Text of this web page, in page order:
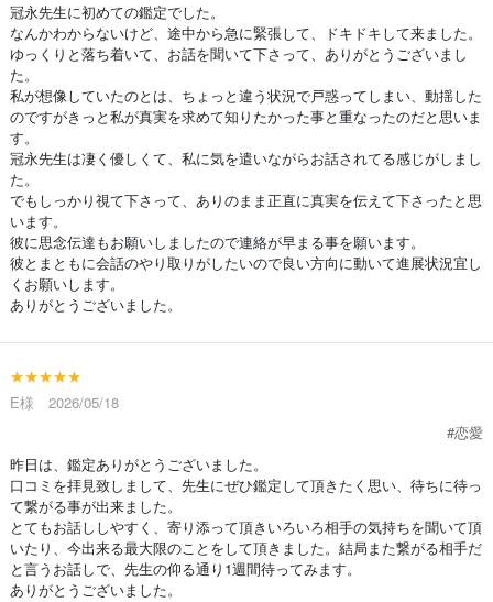
冠永先生に初めての鑑定でした。
なんかわからないけど、途中から急に緊張して、ドキドキして来ました。
ゆっくりと落ち着いて、お話を聞いて下さって、ありがとうございまし
た。
私が想像していたのとは、ちょっと違う状況で戸惑ってしまい、動揺した
のですがきっと私が真実を求めて知りたかった事と重なったのだと思いま
す。
冠永先生は凄く優しくて、私に気を遣いながらお話されてる感じがしまし
た。
でもしっかり視て下さって、ありのまま正直に真実を伝えて下さったと思
います。
彼に思念伝達もお願いしましたので連絡が早まる事を願います。
彼とまともに会話のやり取りがしたいので良い方向に動いて進展状況宜し
くお願いします。
ありがとうございました。
★★★★★
E様 2026/05/18
#恋愛
昨日は、鑑定ありがとうございました。
口コミを拝見致しまして、先生にぜひ鑑定して頂きたく思い、待ちに待っ
て繋がる事が出来ました。
とてもお話ししやすく、寄り添って頂きいろいろ相手の気持ちを聞いて頂
いたり、今出来る最大限のことをして頂きました。結局また繋がる相手だ
と言うお話しで、先生の仰る通り1週間待ってみます。
ありがとうございました。